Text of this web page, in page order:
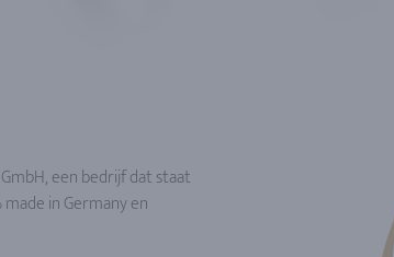
een bedrijf dat staat
in Germany en